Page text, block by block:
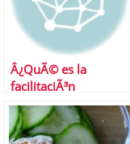
Â¿QuÃ© es la
facilitaciÃ³n
cuantitativa?